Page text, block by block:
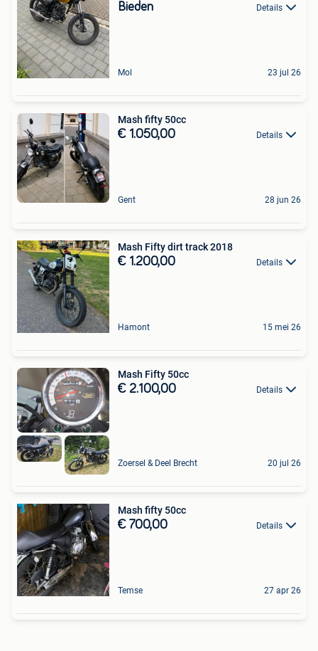
Bieden Details
Mol 23 jul 26
Mash fifty 50cc
€ 1.050,00 Details
Gent 28 jun 26
Mash Fifty dirt track 2018
€ 1.200,00 Details
Hamont 15 mei 26
Mash Fifty 50cc
€ 2.100,00 Details
Zoersel & Deel Brecht 20 jul 26
Mash fifty 50cc
€ 700,00 Details
Temse 27 apr 26